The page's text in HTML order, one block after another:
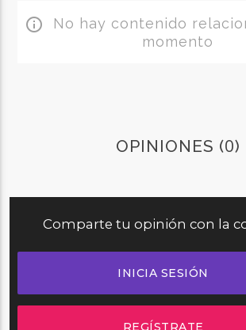
info_outline No hay contenido
momento
OPINIONES (0)
Comparte tu opinión con la
INICIA SESIÓN
REGÍSTRATE